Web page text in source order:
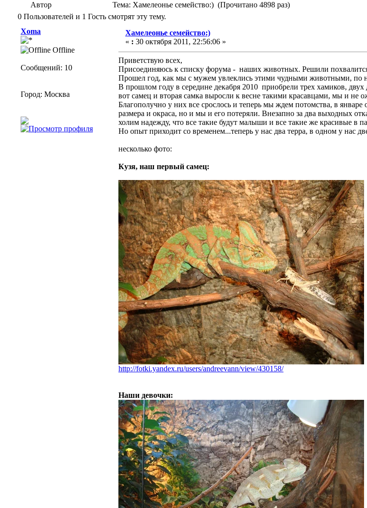
Автор
Тема: Хамелеонье семейство:) (Прочитано 4898 раз)
0 Пользователей и 1 Гость смотрят эту тему.
Xoma
Offline
Сообщений: 10
Город: Москва
Хамелеонье семейство:)
« : 30 октября 2011, 22:56:06 »
Приветствую всех,
Присоединяюсь к списку форума - наших животных. Решили
Прошел год, как мы с мужем увлеклись этими чудными животными, по
В прошлом году в середине декабря 2010 приобрели трех хамиков,
вот самец и вторая самка выросли к весне такими красавцами, мы и не
Благополучно у них все срослось и теперь мы ждем потомства, в
размера и окраса, но и мы и его потеряли. Внезапно за два выходных
холим надежду, что все такие будут малыши и все такие же красивые в
Но опыт приходит со временем...теперь у нас два терра, в одном у нас
несколько фото:
Кузя, наш первый самец:
http://fotki.yandex.ru/users/andreevann/view/430158/
Наши девочки: